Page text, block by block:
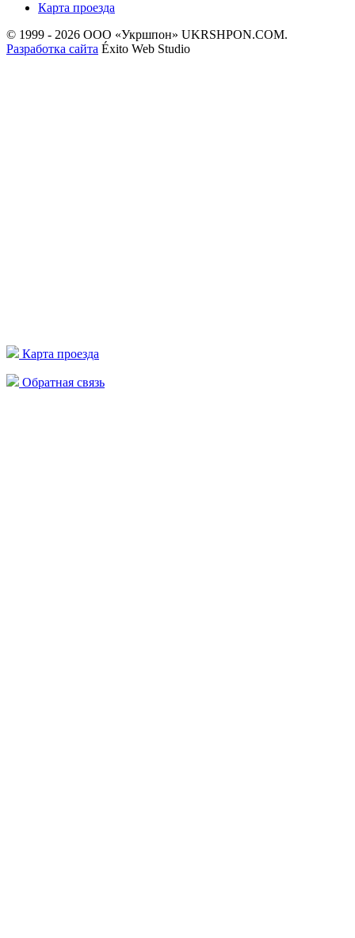
Карта проезда
Обратная связь
Карта проезда
© 1999 - 2026 ООО «Укршпон» UKRSHPON.COM.
Разработка сайта Éxito Web Studio